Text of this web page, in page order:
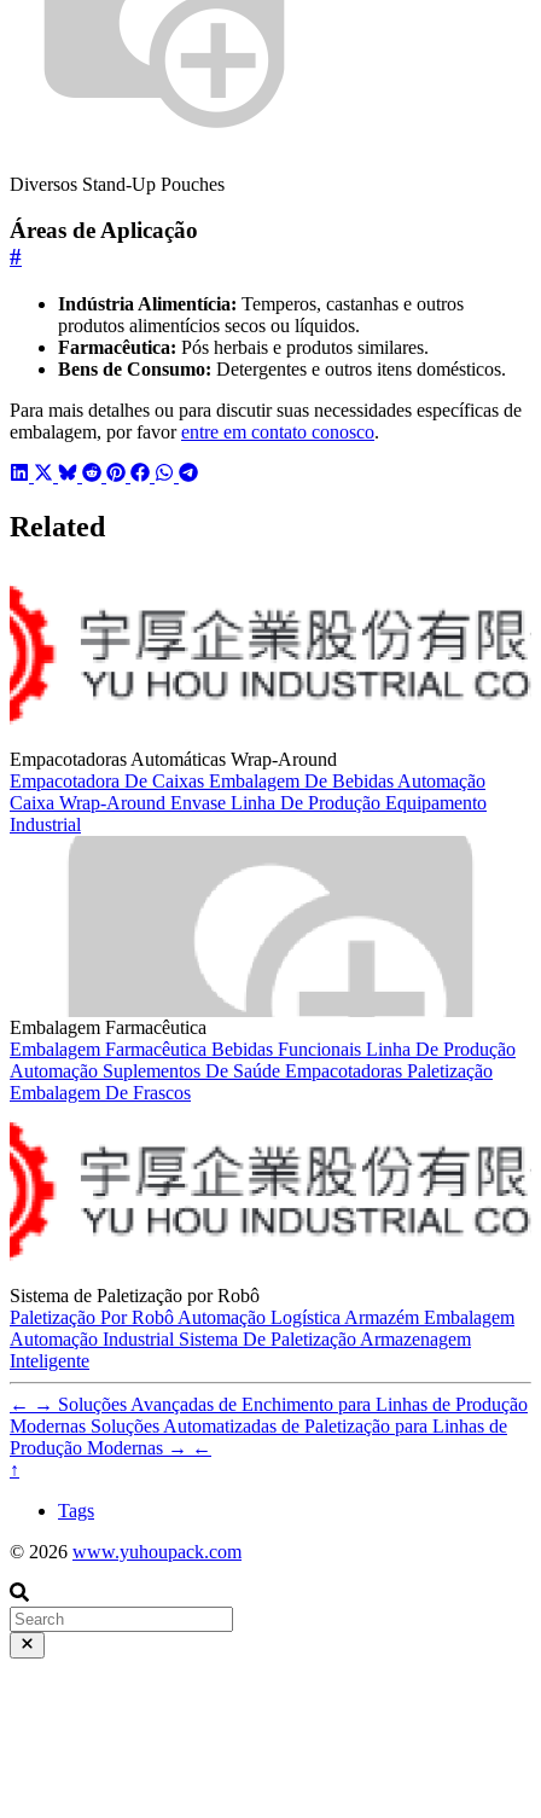
Diversos Stand-Up Pouches
Áreas de Aplicação
#
Indústria Alimentícia: Temperos, castanhas e outros
produtos alimentícios secos ou líquidos.
Farmacêutica: Pós herbais e produtos similares.
Bens de Consumo: Detergentes e outros itens domésticos.
Para mais detalhes ou para discutir suas necessidades específicas de
embalagem, por favorentre em contato conosco.
Related
Empacotadoras Automáticas Wrap-Around
Empacotadora De Caixas Embalagem De Bebidas Automação
Caixa Wrap-Around Envase Linha De Produção Equipamento
Industrial
Embalagem Farmacêutica
Embalagem Farmacêutica Bebidas Funcionais Linha De Produção
Automação Suplementos De Saúde Empacotadoras Paletização
Embalagem De Frascos
Sistema de Paletização por Robô
Paletização Por Robô Automação Logística Armazém Embalagem
Automação Industrial Sistema De Paletização Armazenagem
Inteligente
← → Soluções Avançadas de Enchimento para Linhas de Produção
Modernas Soluções Automatizadas de Paletização para Linhas de
Produção Modernas → ←
↑
Tags
© 2026 www.yuhoupack.com